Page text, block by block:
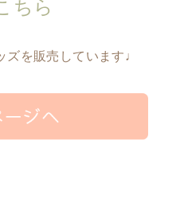
ちら
ズを販売しています♩